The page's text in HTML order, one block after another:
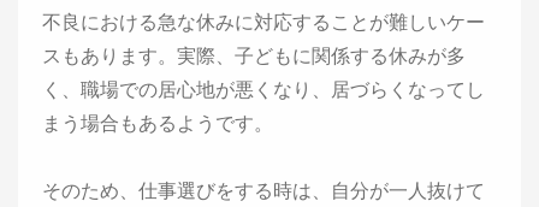
不良における急な休みに対応することが難しいケー
スもあります。実際、子どもに関係する休みが多
く、職場での居心地が悪くなり、居づらくなってし
まう場合もあるようです。
そのため、仕事選びをする時は、自分が一人抜けて